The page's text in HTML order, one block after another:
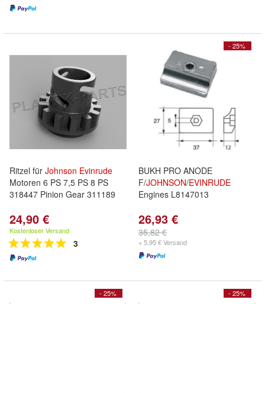
Ritzel für Johnson Evinrude
Motoren 6 PS 7,5 PS 8 PS
318447 Pinion Gear 311189
24,90 €
Kostenloser Versand
3
- 25%
BUKH PRO ANODE
F/JOHNSON/EVINRUDE
Engines L8147013
26,93 €
35,82 €
+ 5,95 € Versand
- 25% - 25%